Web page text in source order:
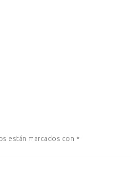
están marcados con *